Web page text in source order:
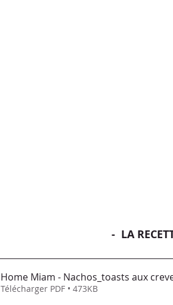
-  LA
Home Miam - Nachos_toasts aux
Télécharger PDF • 473KB